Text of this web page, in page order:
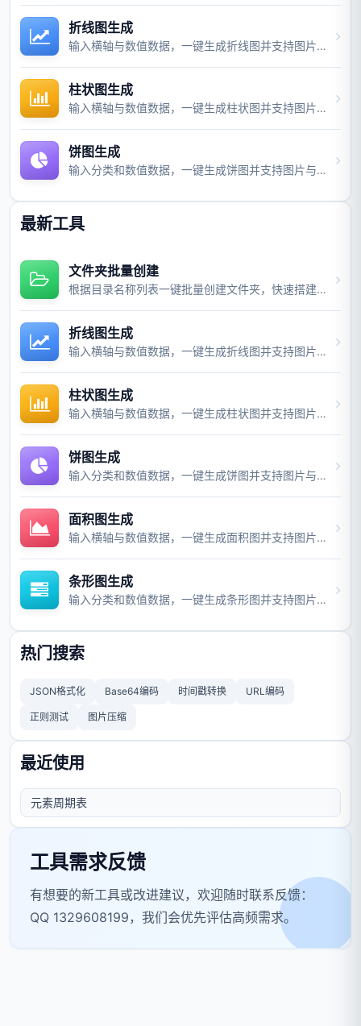
折线图生成
输入横轴与数值数据，一键生成折线图并支持图片与视频导出。
柱状图生成
输入横轴与数值数据，一键生成柱状图并支持图片与视频导出。
饼图生成
输入分类和数值数据，一键生成饼图并支持图片与视频导出。
最新工具
文件夹批量创建
根据目录名称列表一键批量创建文件夹，快速搭建项目目录结构。
折线图生成
输入横轴与数值数据，一键生成折线图并支持图片与视频导出。
柱状图生成
输入横轴与数值数据，一键生成柱状图并支持图片与视频导出。
饼图生成
输入分类和数值数据，一键生成饼图并支持图片与视频导出。
面积图生成
输入横轴与数值数据，一键生成面积图并支持图片与视频导出。
条形图生成
输入分类和数值数据，一键生成条形图并支持图片与视频导出。
热门搜索
JSON格式化 Base64编码 时间戳转换 URL编码
正则测试 图片压缩
最近使用
元素周期表
工具需求反馈
有想要的新工具或改进建议，欢迎随时联系反馈：
QQ 1329608199，我们会优先评估高频需求。